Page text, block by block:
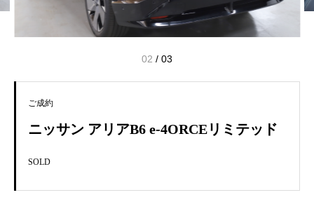
02 / 03
ご成約
ニッサン アリアB6 e-4ORCEリミテッド
SOLD